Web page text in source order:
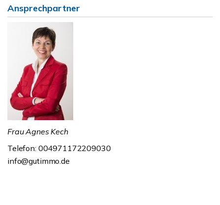
Ansprechpartner
Frau Agnes Kech
Telefon: 004971172209030
info@gutimmo.de